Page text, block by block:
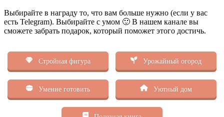
Выбирайте в награду то, что вам больше нужно (если у вас
есть Telegram). Выбирайте с умом 🙂 В нашем канале вы
сможете забрать подарок, который поможет этого достичь.
Стройная фигура Урожайный огород
Умение готовить Уютный дом